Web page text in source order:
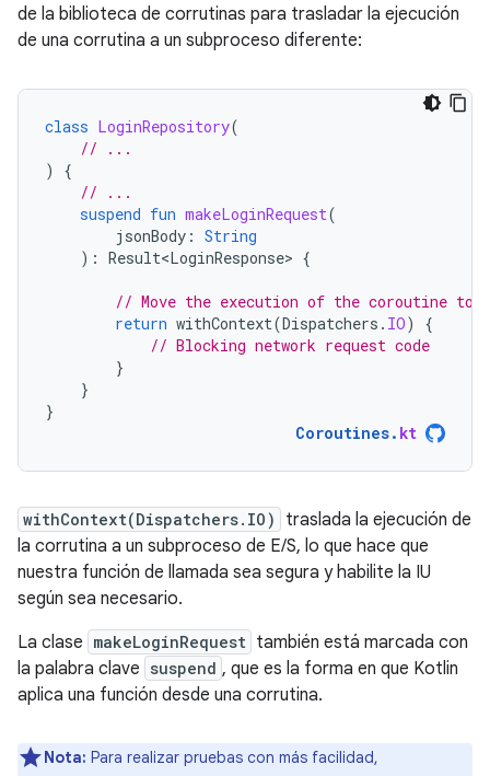
de la biblioteca de corrutinas para trasladar la ejecución
de una corrutina a un subproceso diferente:
class LoginRepository(
// ...
)
{
// ...
suspend fun makeLoginRequest(
jsonBody : String
): Result<LoginResponse> {
// Move the execution of the coroutine to
return withContext(Dispatchers . IO)
{
// Blocking network request code
}
}
}
Coroutines. kt
withContext(Dispatchers.IO)
traslada la ejecución de
la corrutina a un subproceso de E/S, lo que hace que
nuestra función de llamada sea segura y habilite la IU
según sea necesario.
La clase makeLoginRequest también está marcada con
la palabra clave suspend , que es la forma en que Kotlin
aplica una función desde una corrutina.
Nota: Para realizar pruebas con más facilidad,